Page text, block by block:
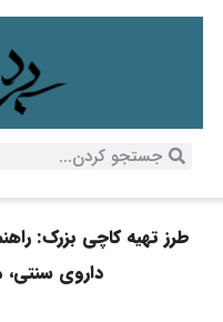
طرز تهیه کاچی بزرک:
داروی سنتی،